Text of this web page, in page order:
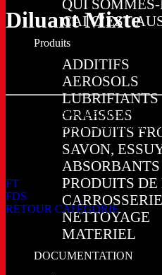
QUI
CAI C’EST
Produits
ADDITIFS
AEROSOLS
LUBRIFIANTS
GRAISSES
PRODUITS
SAVON,
ABSORBANTS
PRODUITS
NETTOYAGE
MATERIEL
DOCUMENTATION
Diluant Mixte
Produit de nettoyage industriel
solvants techniques, aromatiques
de produit chloré.
FT
FDS
RETOUR CATÉGORIE